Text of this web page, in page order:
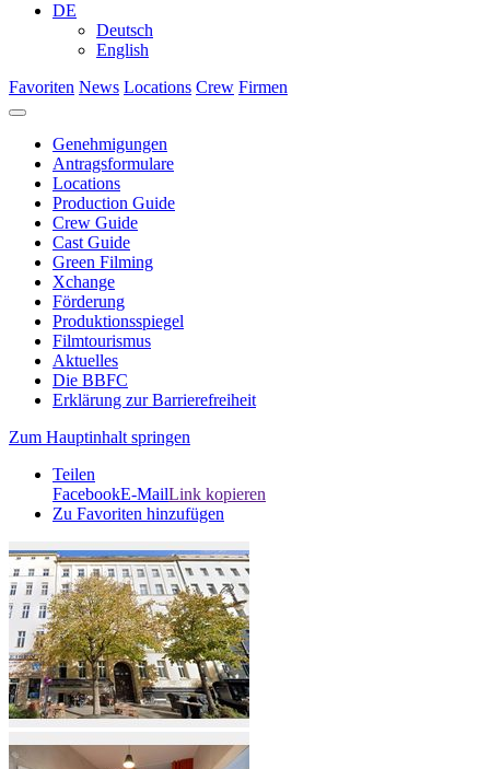
DE
Deutsch
English
Favoriten News Locations Crew Firmen
Genehmigungen
Antragsformulare
Locations
Production Guide
Crew Guide
Cast Guide
Green Filming
Xchange
Förderung
Produktionsspiegel
Filmtourismus
Aktuelles
Die BBFC
Erklärung zur Barrierefreiheit
Zum Hauptinhalt springen
Teilen
FacebookE-MailLink kopieren
Zu Favoriten hinzufügen